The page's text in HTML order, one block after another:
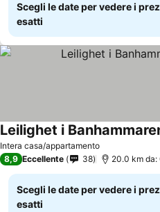
Scegli le date per vedere i
esatti
Intera casa/appartamento
Leilighet i
8,9 Eccellente 38 20.0 km da:
Scegli le date per vedere i
esatti